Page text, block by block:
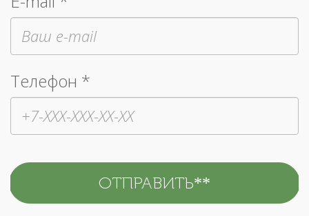
Телефон *